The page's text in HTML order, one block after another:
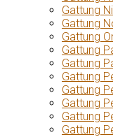
Gattung
Gattung
Gattung
Gattung
Gattung
Gattung
Gattung
Gattung
Gattung
Gattung